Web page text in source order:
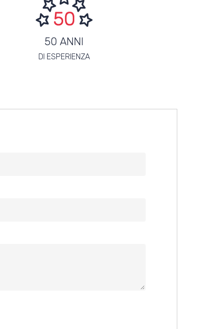
50 ANNI
DI ESPERIENZA